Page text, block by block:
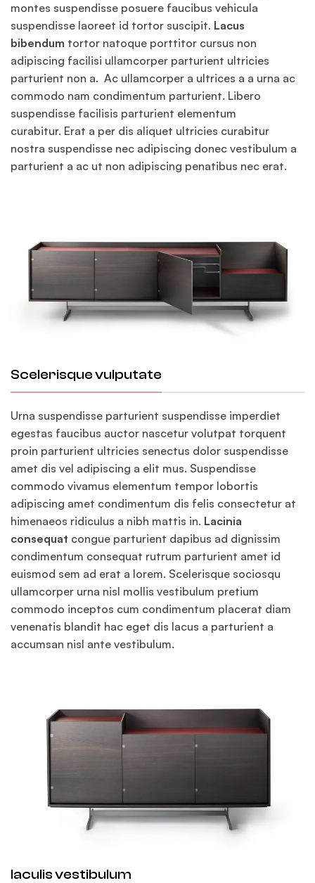
montes suspendisse posuere faucibus vehicula
suspendisse laoreet id tortor suscipit. Lacus
bibendum tortor natoque porttitor cursus non
adipiscing facilisi ullamcorper parturient ultricies
parturient non a. Ac ullamcorper a ultrices a a urna ac
commodo nam condimentum parturient. Libero
suspendisse facilisis parturient elementum
curabitur. Erat a per dis aliquet ultricies curabitur
nostra suspendisse nec adipiscing donec vestibulum a
parturient a ac ut non adipiscing penatibus nec erat.
Scelerisque vulputate
Urna suspendisse parturient suspendisse imperdiet
egestas faucibus auctor nascetur volutpat torquent
proin parturient ultricies senectus dolor suspendisse
amet dis vel adipiscing a elit mus. Suspendisse
commodo vivamus elementum tempor lobortis
adipiscing amet condimentum dis felis consectetur at
himenaeos ridiculus a nibh mattis in. Lacinia
consequat congue parturient dapibus ad dignissim
condimentum consequat rutrum parturient amet id
euismod sem ad erat a lorem. Scelerisque sociosqu
ullamcorper urna nisl mollis vestibulum pretium
commodo inceptos cum condimentum placerat diam
venenatis blandit hac eget dis lacus a parturient a
accumsan nisl ante vestibulum.
Iaculis vestibulum